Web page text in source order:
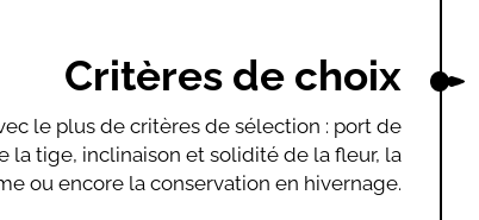
Critères de choix
le plus de critères de sélection : port de
la tige, inclinaison et solidité de la fleur, la
ou encore la conservation en hivernage.